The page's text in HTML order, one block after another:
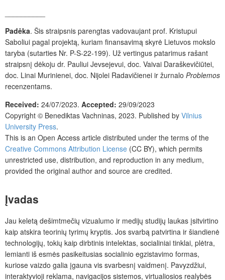
Padėka. Šis straipsnis parengtas vadovaujant prof. Kristupui
Saboliui pagal projektą, kuriam finansavimą skyrė Lietuvos mokslo
taryba (sutarties Nr. P-S-22-199). Už vertingus patarimus rašant
straipsnį dėkoju dr. Pauliui Jevsejevui, doc. Vaivai Daraškevičiūtei,
doc. Linai Murinienei, doc. Nijolei Radavičienei ir žurnalo Problemos
recenzentams.
Received: 24/07/2023. Accepted: 29/09/2023
Copyright © Benediktas Vachninas, 2023. Published by Vilnius
University Press.
This is an Open Access article distributed under the terms of the
Creative Commons Attribution License (CC BY), which permits
unrestricted use, distribution, and reproduction in any medium,
provided the original author and source are credited.
Įvadas
Jau keletą dešimtmečių vizualumo ir medijų studijų laukas įsitvirtino
kaip atskira teorinių tyrimų kryptis. Jos svarbą patvirtina ir šiandienė
technologijų, tokių kaip dirbtinis intelektas, socialiniai tinklai, plėtra,
lemianti iš esmės pasikeitusias socialinio egzistavimo formas,
kuriose vaizdo galia įgauna vis svarbesnį vaidmenį. Pavyzdžiui,
interaktyvioji reklama, navigacijos sistemos, virtualiosios realybės